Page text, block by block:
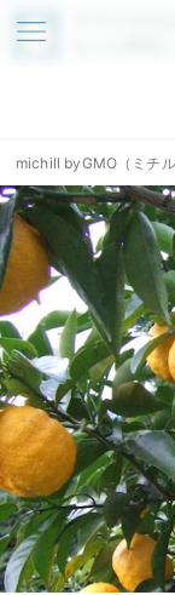
アプリで
michill byGMO（ミチル